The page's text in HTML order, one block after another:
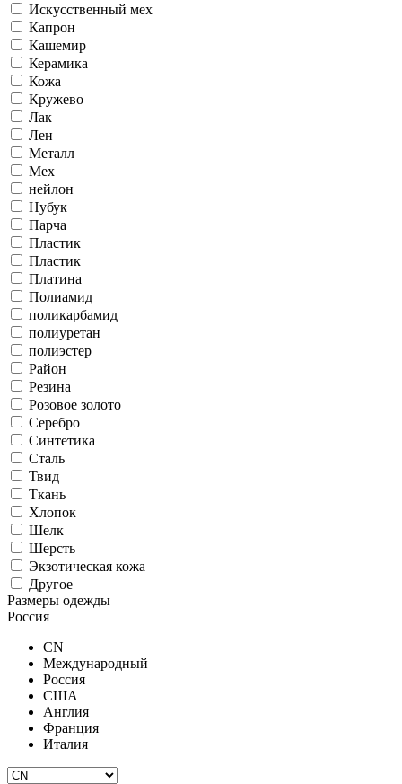
Искусственный мех
Капрон
Кашемир
Керамика
Кожа
Кружево
Лак
Лен
Металл
Мех
нейлон
Нубук
Парча
Пластик
Пластик
Платина
Полиамид
поликарбамид
полиуретан
полиэстер
Район
Резина
Розовое золото
Серебро
Синтетика
Сталь
Твид
Ткань
Хлопок
Шелк
Шерсть
Экзотическая кожа
Другое
Размеры одежды
Россия
CN
Международный
Россия
США
Англия
Франция
Италия